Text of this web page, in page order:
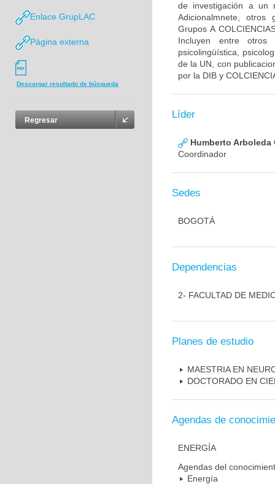
Enlace GrupLAC
Página externa
Descargar resultado de búsqueda
Regresar
de investigación a un
Adicionalmnete, otros
Grupos A
Incluyen entre otros
psicolingüística,
de la UN, con
por la DIB y
Líder
Humberto Arboleda
Coordinador
Sedes
BOGOTÁ
Dependencias
2- FACULTAD DE
Planes de estudio
MAESTRIA EN
DOCTORADO EN
Agendas de
ENERGÍA
Agendas del
Energía